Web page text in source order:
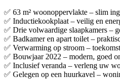
✅ 63 m² woonoppervlakte – slim
✅ Inductiekookplaat – veilig en
✅ Drie volwaardige slaapkamers –
✅ Badkamer en apart toilet –
✅ Verwarming op stroom –
✅ Bouwjaar 2022 – modern, goed
✅ Inclusief veranda – verleng uw
✅ Gelegen op een huurkavel –